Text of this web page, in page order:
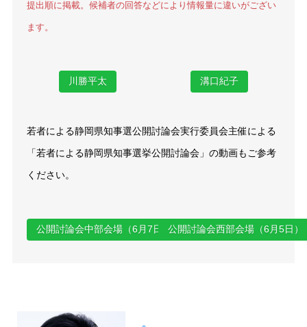
提出順に掲載。候補者の回答などにより情報量に違いがござい
ます。
川勝平太 溝口紀子
若者による静岡県知事選公開討論会実行委員会主催による
「若者による静岡県知事選挙公開討論会」の動画もご参考
ください。
公開討論会中部会場（6月7日）公開討論会西部会場（6月5日）